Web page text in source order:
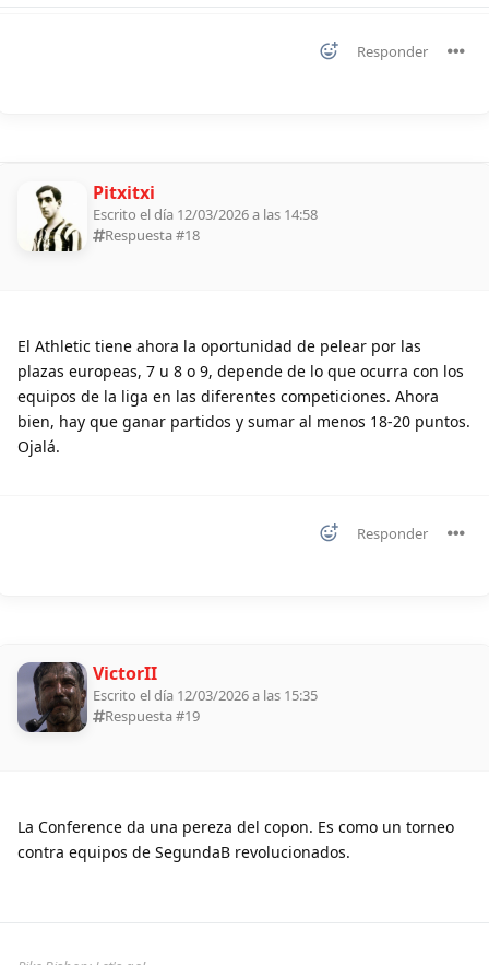
Responder
Pitxitxi
Escrito el día 12/03/2026 a las 14:58
Respuesta #18
El Athletic tiene ahora la oportunidad de pelear por las
plazas europeas, 7 u 8 o 9, depende de lo que ocurra con los
equipos de la liga en las diferentes competiciones. Ahora
bien, hay que ganar partidos y sumar al menos 18-20 puntos.
Ojalá.
Responder
VictorII
Escrito el día 12/03/2026 a las 15:35
Respuesta #19
La Conference da una pereza del copon. Es como un torneo
contra equipos de SegundaB revolucionados.